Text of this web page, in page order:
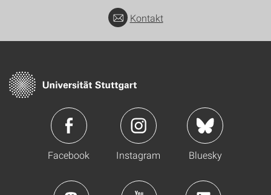
Kontakt
Facebook Instagram Bluesky